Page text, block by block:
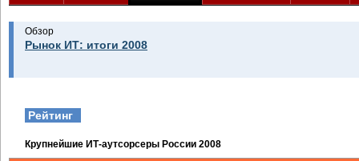
Обзор
Рынок ИТ: итоги 2008
Рейтинг
Крупнейшие ИТ-аутсорсеры России 2008